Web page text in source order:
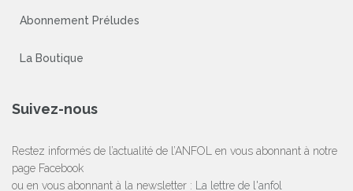
Abonnement Préludes
La Boutique
Suivez-nous
Restez informés de l’actualité de l’ANFOL en vous abonnant à notre
page Facebook
ou en vous abonnant à la newsletter :
La lettre de l'anfol